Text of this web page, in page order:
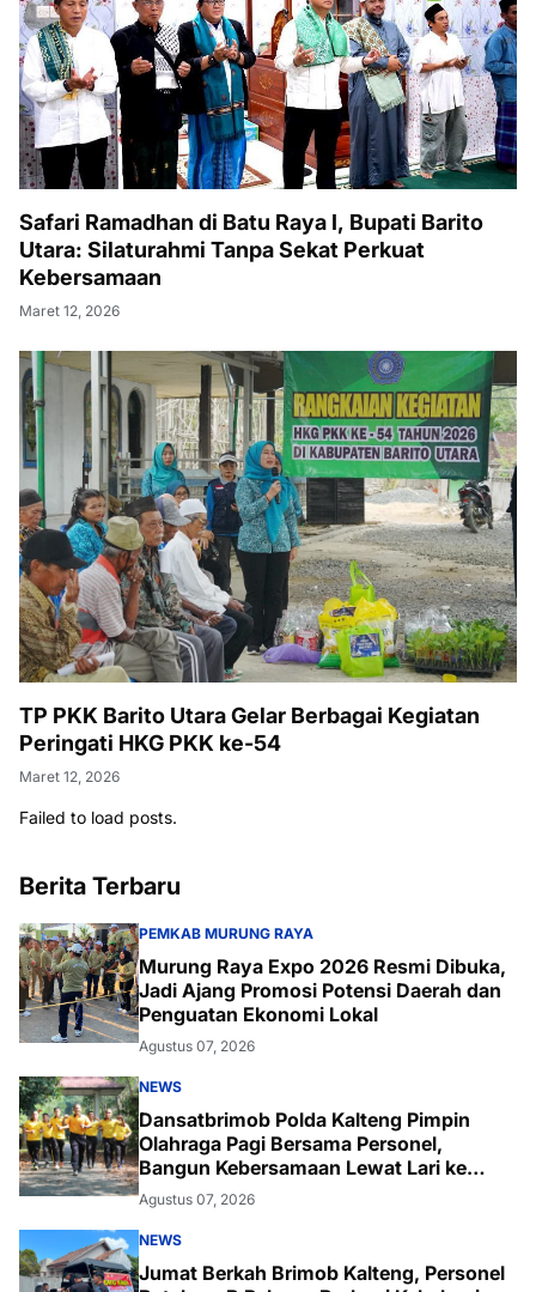
Safari Ramadhan di Batu Raya I, Bupati Barito
Utara: Silaturahmi Tanpa Sekat Perkuat
Kebersamaan
Maret 12, 2026
TP PKK Barito Utara Gelar Berbagai Kegiatan
Peringati HKG PKK ke-54
Maret 12, 2026
Failed to load posts.
Berita Terbaru
PEMKAB MURUNG RAYA
Murung Raya Expo 2026 Resmi Dibuka,
Jadi Ajang Promosi Potensi Daerah dan
Penguatan Ekonomi Lokal
Agustus 07, 2026
NEWS
Dansatbrimob Polda Kalteng Pimpin
Olahraga Pagi Bersama Personel,
Bangun Kebersamaan Lewat Lari ke
Bukit Baranahu
Agustus 07, 2026
NEWS
Jumat Berkah Brimob Kalteng, Personel